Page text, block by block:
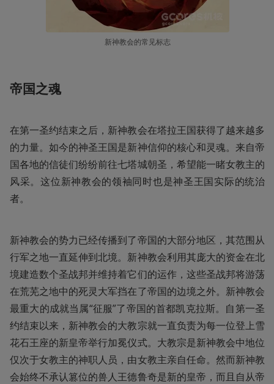
新神教会的常见标志
帝国之魂
在第一圣约结束之后，新神教会在塔拉王国获得了越来越多
的力量。如今的神圣王国是新神信仰的核心和灵魂。来自帝
国各地的信徒们纷纷前往七塔城朝圣，希望能一睹女教主的
风采。这位新神教会的领袖同时也是神圣王国实际的统治
者。
新神教会的势力已经传播到了帝国的大部分地区，其范围从
行军之地一直延伸到北境。新神教会利用其庞大的资金在北
境建造数个圣战邦并维持着它们的运作，这些圣战邦将游荡
在荒芜之地中的死灵大军挡在了帝国的边境之外。新神教会
最重大的成就当属“征服”了帝国的首都凯克拉斯。自第一圣
约结束以来，新神教会的大教宗就一直负责为每一位登上雪
花石王座的新皇帝举行加冕仪式。大教宗是新神教会中地位
仅次于女教主的神职人员，由女教主亲自任命。然而新神教
会始终不承认篡位的兽人王德鲁奇是新的皇帝，而且自从帝